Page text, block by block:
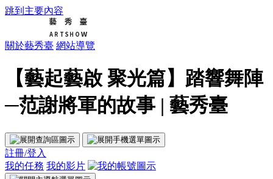
跳到主要內容
關於藝秀臺 網站導覽
【藝起藝啟 聚光篇】踏響舞陣
─范謝將軍的故事 | 藝秀臺
註冊/登入
我的任務 我的影片